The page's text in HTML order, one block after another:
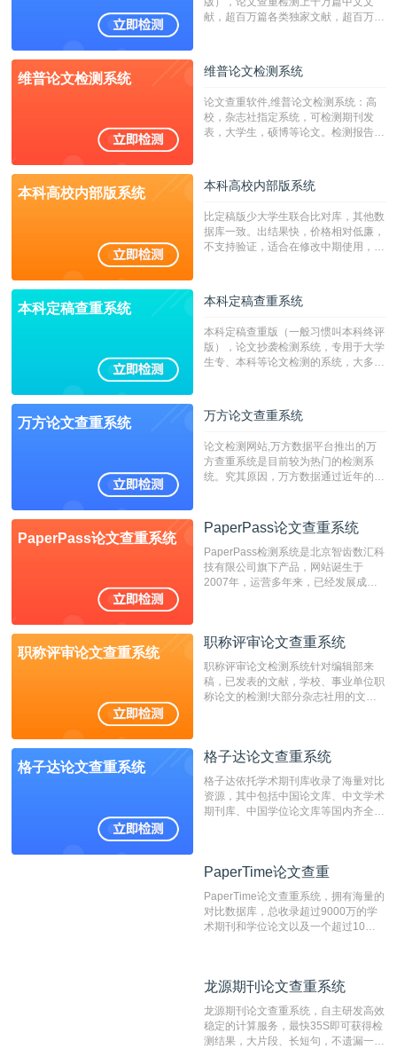
献，超百万篇各类独家文献，超百万港
校用来检测硕博论文的系统，检测范围
广，数据来源真实，检测算法合理!本
字符数30万）
维普论文检测系统 维普论文检测系统
论文查重软件,维普论文检测系统：高
校，杂志社指定系统，可检测期刊发
表，大学生，硕博等论文。检测报告支
本科高校内部版系统 本科高校内部版系统
比定稿版少大学生联合比对库，其他数
据库一致。出结果快，价格相对低廉，
不支持验证，适合在修改中期使用，定
本科定稿查重系统 本科定稿查重系统
本科定稿查重版（一般习惯叫本科终评
版），论文抄袭检测系统，专用于大学
生专、本科等论文检测的系统，大多数
万方论文查重系统 万方论文查重系统
论文检测网站,万方数据平台推出的万
方查重系统是目前较为热门的检测系
统。究其原因，万方数据通过近年的发
检测系统，其真实性和权威性无可厚
非。其次，相对于知网而言，万方检测
费用少，上手容易，是学生初次论文查
重的推荐系统。
PaperPass论文查重系统
PaperPass论文查重系统
PaperPass检测系统是北京智齿数汇科
技有限公司旗下产品，网站诞生于
2007年，运营多年来，已经发展成为
检测速度快、精度高，市场反映良好。
职称评审论文查重系统
职称评审论文查重系统
职称评审论文检测系统针对编辑部来
稿，已发表的文献，学校、事业单位职
称论文的检测!大部分杂志社用的文献
编辑部检测来稿和已发表的文献,检测
测时注意填写第一作者,才能排除已发
表文献复制比。（限制字符数1万）
格子达论文查重系统
格子达论文查重系统
格子达依托学术期刊库收录了海量对比
资源，其中包括中国论文库、中文学术
期刊库、中国学位论文库等国内齐全的
系统，可检测中文、英文两种语言的论
PaperTime论文查重
PaperTime论文查重系统，拥有海量的
对比数据库，总收录超过9000万的学
术期刊和学位论文以及一个超过10亿
对，利用指纹索引快速而精准地在云检
有相似的片段，该项技术检测速度快、
准确率高，市场反映良好。
龙源期刊论文查重系统
龙源期刊论文查重系统，自主研发高效
稳定的计算服务，最快35S即可获得检
测结果，大片段、长短句，不遗漏一处